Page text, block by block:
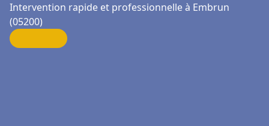
Intervention rapide et professionnelle à Embrun
(05200)